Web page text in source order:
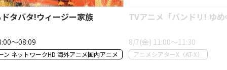
タバタ!ウィージー家族
〜08:09
ン ネットワークHD 海外アニメ国内アニメ
TVアニメ「バンドリ! ゆ
8/7(金) 11:00〜11:30
アニメシアターX（AT-X）